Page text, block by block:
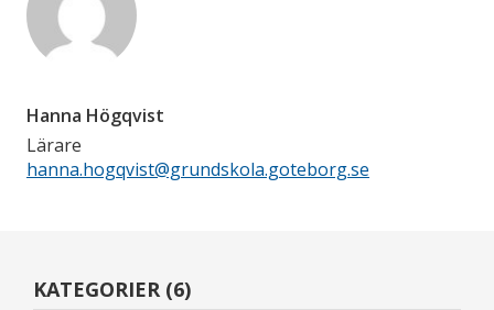
De
kan
underlag
för
samtal
reflektion
Hanna Högqvist
Lärare
hanna.hogqvist@grundskola.goteborg.se
KATEGORIER (6)